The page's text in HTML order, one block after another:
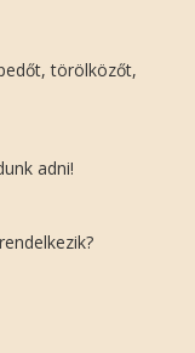
törölközőt,
adni!